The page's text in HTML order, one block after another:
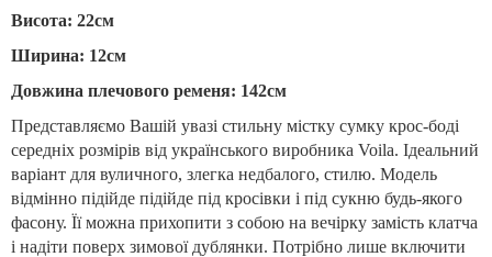
Висота: 22см
Ширина: 12см
Довжина плечового ременя: 142см
Представляємо Вашій увазі стильну містку сумку крос-боді
середніх розмірів від українського виробника Voila. Ідеальний
варіант для вуличного, злегка недбалого, стилю. Модель
відмінно підійде підійде під кросівки і під сукню будь-якого
фасону. Її можна прихопити з собою на вечірку замість клатча
і надіти поверх зимової дублянки. Потрібно лише включити